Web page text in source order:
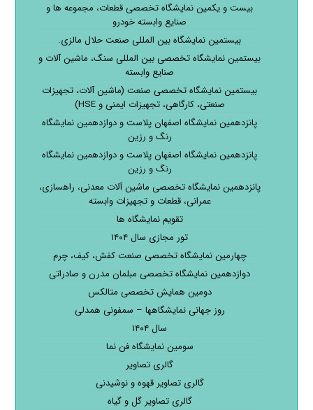
بیست و یکمین نمایشگاه تخصصی قطعات، مجموعه ها و
صنایع وابسته خودرو
بیستمین نمایشگاه بین المللی صنعت حلال مالزی.
بیستمین نمایشگاه تخصصی بین المللی سنگ، ماشین آلات و
صنایع وابسته
بیستمین نمایشگاه تخصصی صنعت (ماشین آلات، تجهیزات
صنعتی، کارگاهی، تجهیزات ایمنی و HSE)
پانزدهمین نمایشگاه اصفهان پلاست و دوازدهمین نمایشگاه
رنگ و رزین
پانزدهمین نمایشگاه اصفهان پلاست و دوازدهمین نمایشگاه
رنگ و رزین
پانزدهمین نمایشگاه تخصصی ماشین آلات معدنی، راهسازی،
عمرانی، قطعات و تجهیزات وابسته
تقویم نمایشگاه ها
تور مجازی سال ۱۴۰۴
چهارمین نمایشگاه تخصصی صنعت کفش، کیف، چرم
دوازدهمین نمایشگاه تخصصی مبلمان مدرن و صادراتی
دومین همایش تخصصی متالکس
روز جهانی نمایشگاهها – سمفونی همدلی
سال ۱۴۰۴
سومین نمایشگاه فن نما
گالری تصاویر
گالری تصاویر قهوه و نوشیدنی
گالری تصاویر گل و گیاه